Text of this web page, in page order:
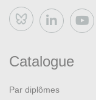
Bluesky
Catalogue
Par diplômes